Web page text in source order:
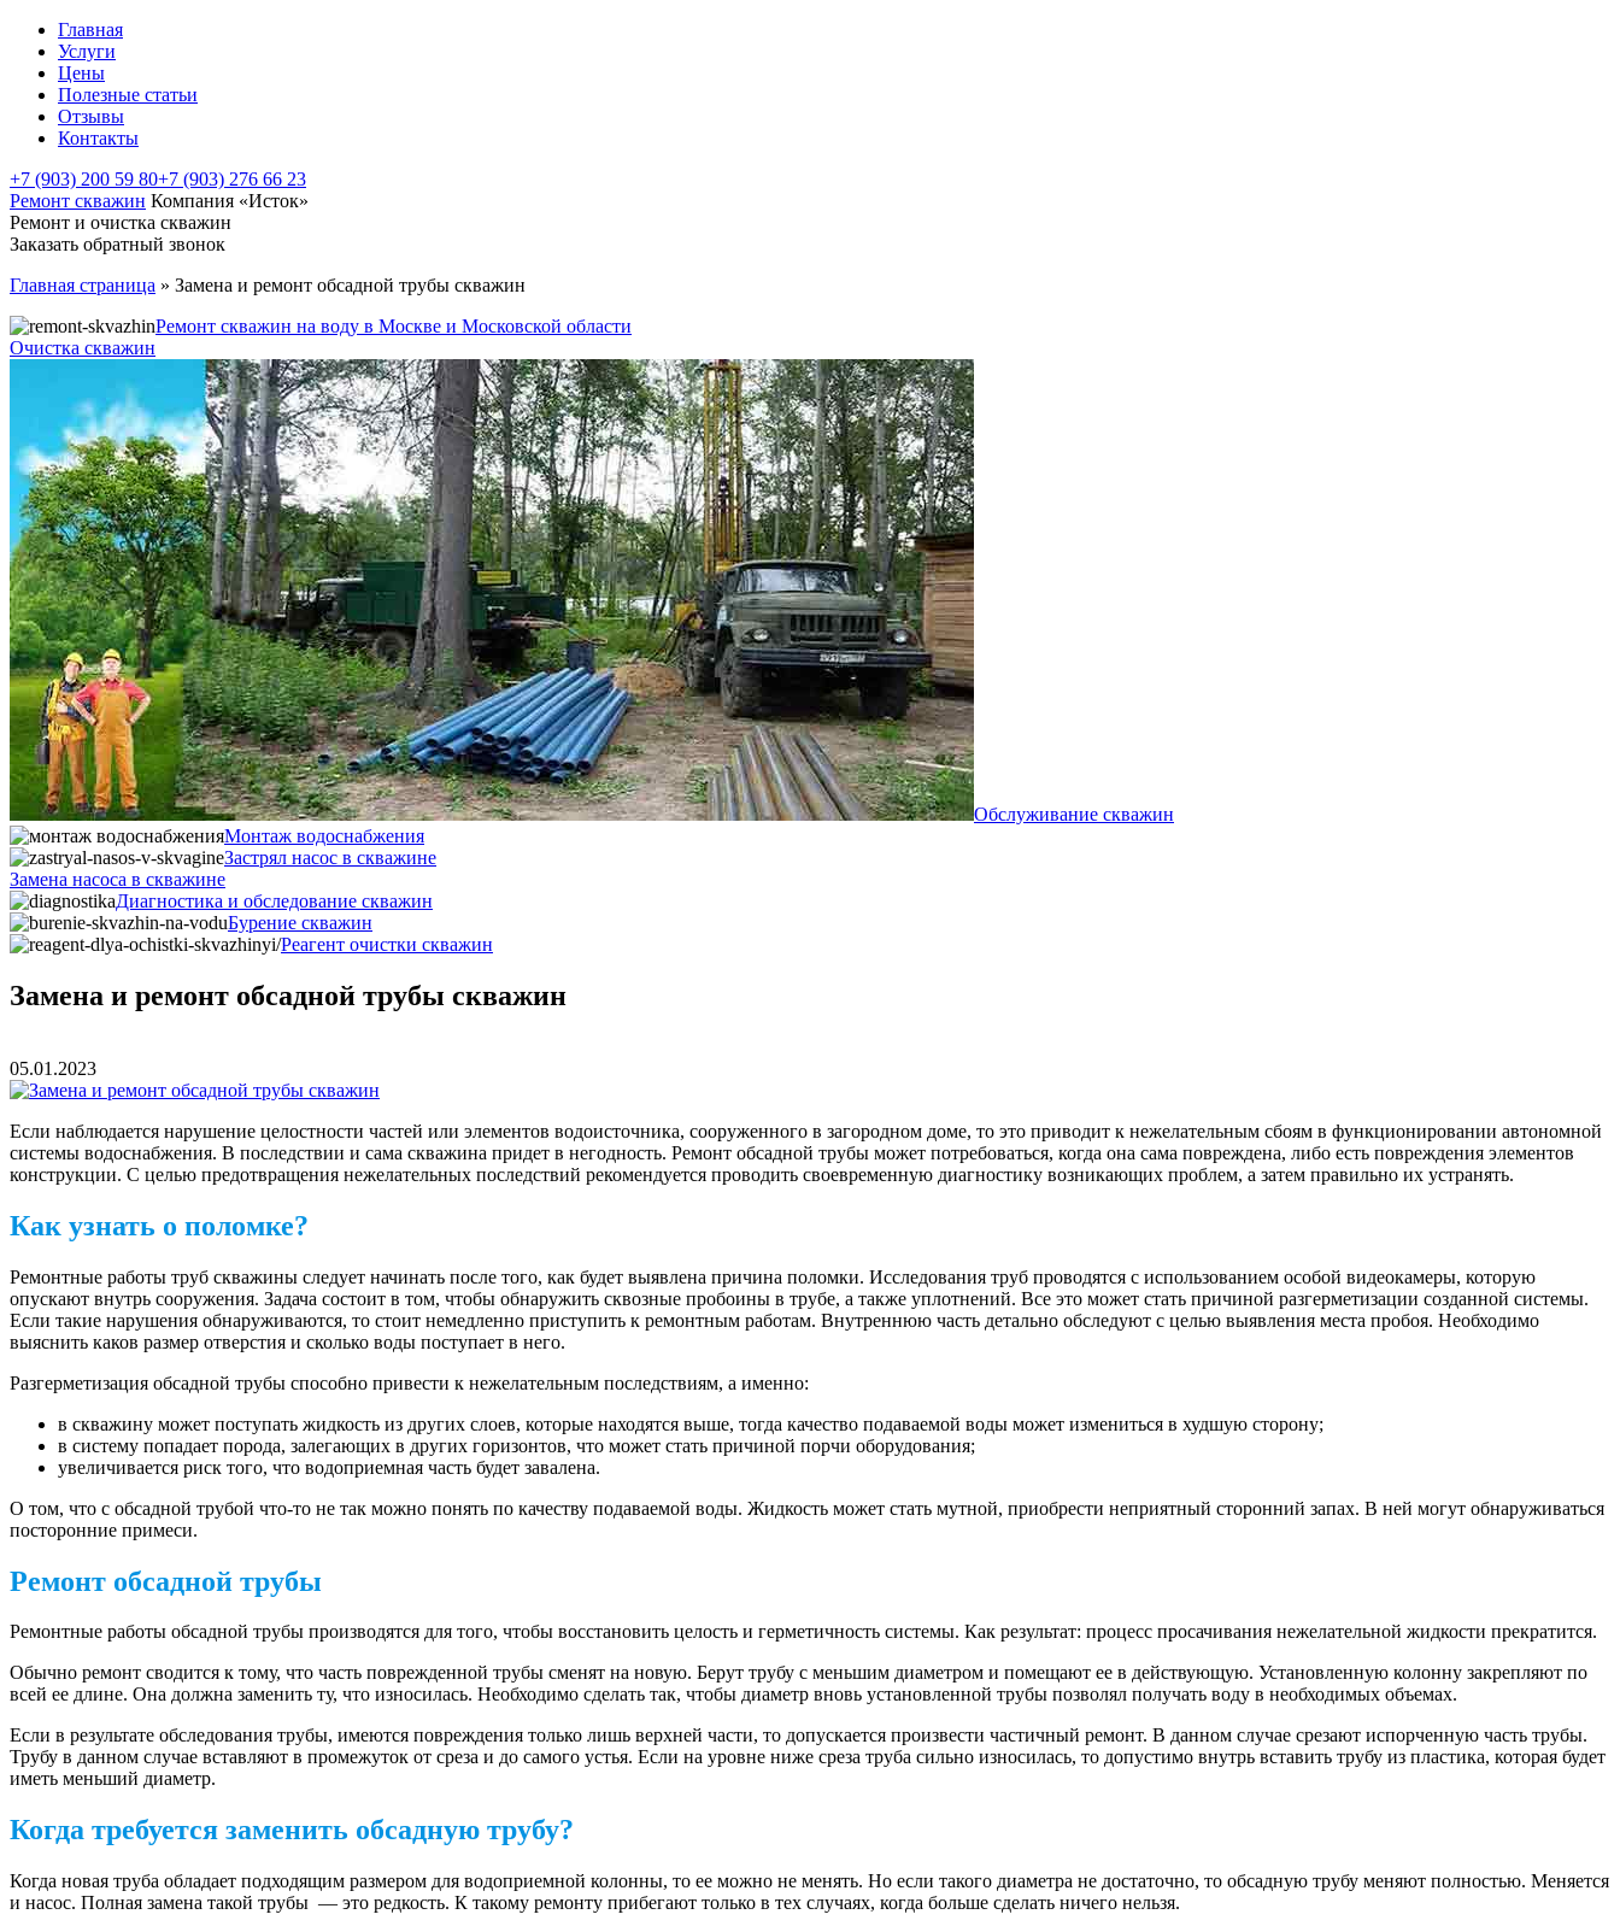
Главная
Услуги
Цены
Полезные статьи
Отзывы
Контакты
+7 (903) 200 59 80+7 (903) 276 66 23
Ремонт скважин Компания «Исток»
Ремонт и очистка скважин
Заказать обратный звонок
Главная страница » Замена и ремонт обсадной трубы скважин
Ремонт скважин на воду в Москве и Московской области
Очистка скважин
Обслуживание скважин
Монтаж водоснабжения
Застрял насос в скважине
Замена насоса в скважине
Диагностика и обследование скважин
Бурение скважин
Реагент очистки скважин
Замена и ремонт обсадной трубы скважин
05.01.2023
Если наблюдается нарушение целостности частей или элементов водоисточника, сооруженного в загородном доме, то это приводит к нежелательным сбоям в функционировании автономной
системы водоснабжения. В последствии и сама скважина придет в негодность. Ремонт обсадной трубы может потребоваться, когда она сама повреждена, либо есть повреждения элементов
конструкции. С целью предотвращения нежелательных последствий рекомендуется проводить своевременную диагностику возникающих проблем, а затем правильно их устранять.
Как узнать о поломке?
Ремонтные работы труб скважины следует начинать после того, как будет выявлена причина поломки. Исследования труб проводятся с использованием особой видеокамеры, которую
опускают внутрь сооружения. Задача состоит в том, чтобы обнаружить сквозные пробоины в трубе, а также уплотнений. Все это может стать причиной разгерметизации созданной системы.
Если такие нарушения обнаруживаются, то стоит немедленно приступить к ремонтным работам. Внутреннюю часть детально обследуют с целью выявления места пробоя. Необходимо
выяснить каков размер отверстия и сколько воды поступает в него.
Разгерметизация обсадной трубы способно привести к нежелательным последствиям, а именно:
в скважину может поступать жидкость из других слоев, которые находятся выше, тогда качество подаваемой воды может измениться в худшую сторону;
в систему попадает порода, залегающих в других горизонтов, что может стать причиной порчи оборудования;
увеличивается риск того, что водоприемная часть будет завалена.
О том, что с обсадной трубой что-то не так можно понять по качеству подаваемой воды. Жидкость может стать мутной, приобрести неприятный сторонний запах. В ней могут обнаруживаться
посторонние примеси.
Ремонт обсадной трубы
Ремонтные работы обсадной трубы производятся для того, чтобы восстановить целость и герметичность системы. Как результат: процесс просачивания нежелательной жидкости прекратится.
Обычно ремонт сводится к тому, что часть поврежденной трубы сменят на новую. Берут трубу с меньшим диаметром и помещают ее в действующую. Установленную колонну закрепляют по
всей ее длине. Она должна заменить ту, что износилась. Необходимо сделать так, чтобы диаметр вновь установленной трубы позволял получать воду в необходимых объемах.
Если в результате обследования трубы, имеются повреждения только лишь верхней части, то допускается произвести частичный ремонт. В данном случае срезают испорченную часть трубы.
Трубу в данном случае вставляют в промежуток от среза и до самого устья. Если на уровне ниже среза труба сильно износилась, то допустимо внутрь вставить трубу из пластика, которая будет
иметь меньший диаметр.
Когда требуется заменить обсадную трубу?
Когда новая труба обладает подходящим размером для водоприемной колонны, то ее можно не менять. Но если такого диаметра не достаточно, то обсадную трубу меняют полностью. Меняется
и насос. Полная замена такой трубы — это редкость. К такому ремонту прибегают только в тех случаях, когда больше сделать ничего нельзя.